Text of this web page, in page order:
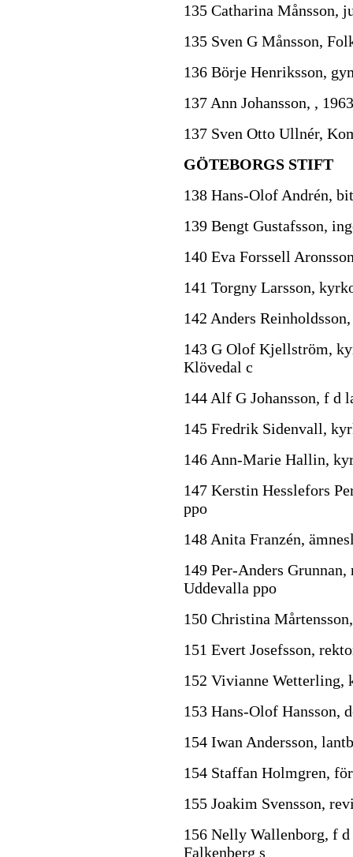
135 Catharina Månsson,
135 Sven G Månsson,
136 Börje Henriksson,
137 Ann Johansson, ,
137 Sven Otto Ullnér,
GÖTEBORGS STIFT
138 Hans-Olof Andrén,
139 Bengt Gustafsson,
140 Eva Forssell
141 Torgny Larsson,
142 Anders
143 G Olof Kjellström,
Klövedal c
144 Alf G Johansson, f d
145 Fredrik Sidenvall,
146 Ann-Marie Hallin,
147 Kerstin Hesslefors
ppo
148 Anita Franzén,
149 Per-Anders
Uddevalla ppo
150 Christina
151 Evert Josefsson,
152 Vivianne Wetterling,
153 Hans-Olof Hansson,
154 Iwan Andersson,
154 Staffan Holmgren,
155 Joakim Svensson,
156 Nelly Wallenborg, f
Falkenberg s